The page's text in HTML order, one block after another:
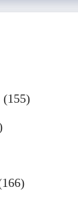
(155)